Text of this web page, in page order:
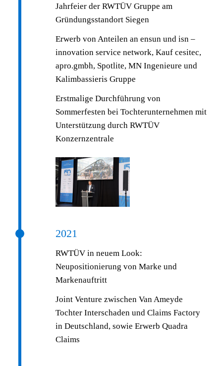
Jahrfeier der RWTÜV Gruppe am
Gründungsstandort Siegen
Erwerb von Anteilen an ensun und isn –
innovation service network, Kauf cesitec,
apro.gmbh, Spotlite, MN Ingenieure und
Kalimbassieris Gruppe
Erstmalige Durchführung von
Sommerfesten bei Tochterunternehmen mit
Unterstützung durch RWTÜV
Konzernzentrale
2021
RWTÜV in neuem Look:
Neupositionierung von Marke und
Markenauftritt
Joint Venture zwischen Van Ameyde
Tochter Interschaden und Claims Factory
in Deutschland, sowie Erwerb Quadra
Claims